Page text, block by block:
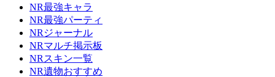
NR最強キャラ
NR最強パーティ
NRジャーナル
NRマルチ掲示板
NRスキン一覧
NR遺物おすすめ